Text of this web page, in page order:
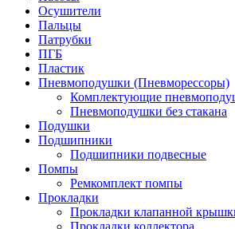
Осушители
Пальцы
Патрубки
ПГБ
Пластик
Пневмоподушки (Пневморессоры)
Комплектующие
Пневмоподушки без стакана
Подушки
Подшипники
Подшипники подвесные
Помпы
Ремкомплект помпы
Прокладки
Прокладки клапанной
Прокладки коллектора